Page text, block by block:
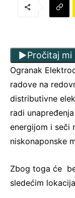
Pročitaj mi
Ogranak
radove na
distributivne
radi
energijom i seči
niskonaponske
Zbog toga će
sledećim